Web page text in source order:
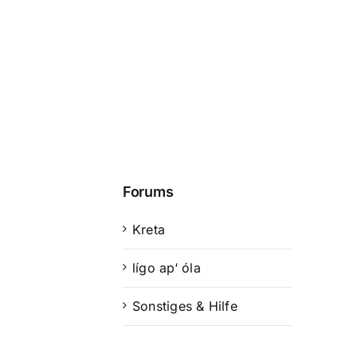
Forums
Kreta
lígo ap‘ óla
Sonstiges & Hilfe